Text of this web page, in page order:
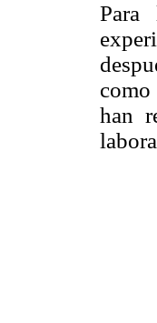
Para
como
han